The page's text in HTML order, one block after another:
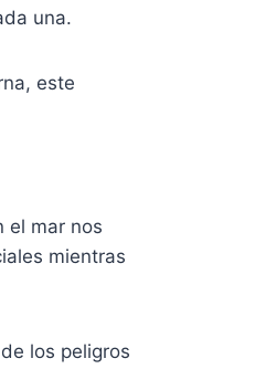
una.
este
el mar nos
mientras
los peligros